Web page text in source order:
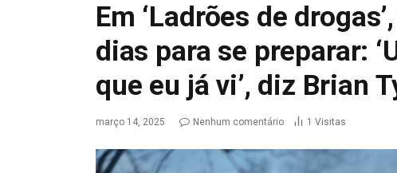
Em ‘Ladrões de
dias para se preparar:
que eu já vi’, diz Brian
março 14, 2025 Nenhum comentário 1 Visitas